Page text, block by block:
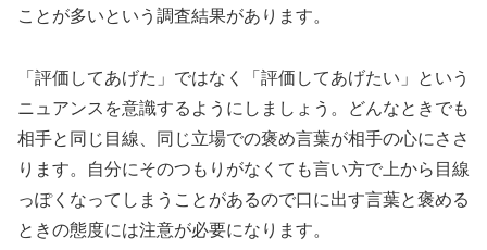
ことが多いという調査結果があります。
「評価してあげた」ではなく「評価してあげたい」という
ニュアンスを意識するようにしましょう。どんなときでも
相手と同じ目線、同じ立場での褒め言葉が相手の心にささ
ります。自分にそのつもりがなくても言い方で上から目線
っぽくなってしまうことがあるので口に出す言葉と褒める
ときの態度には注意が必要になります。